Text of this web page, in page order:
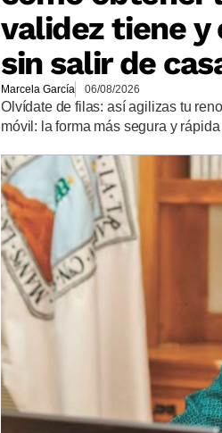
validez tiene
sin salir de
Marcela García 06/08/2026
Olvídate de filas: así agilizas tu
móvil: la forma más segura y